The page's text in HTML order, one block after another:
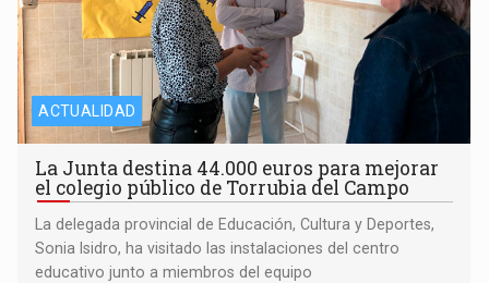
ACTUALIDAD
La Junta destina 44.000 euros para mejorar
el colegio público de Torrubia del Campo
La delegada provincial de Educación, Cultura y Deportes,
Sonia Isidro, ha visitado las instalaciones del centro
educativo junto a miembros del equipo